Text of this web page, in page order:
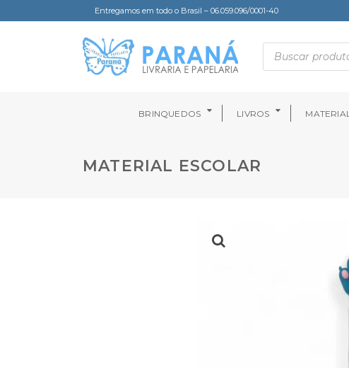
Entregamos em todo o Brasil – 06.059.096/0001-40
BRINQUEDOS LIVROS
MATERIAL ESCOLAR